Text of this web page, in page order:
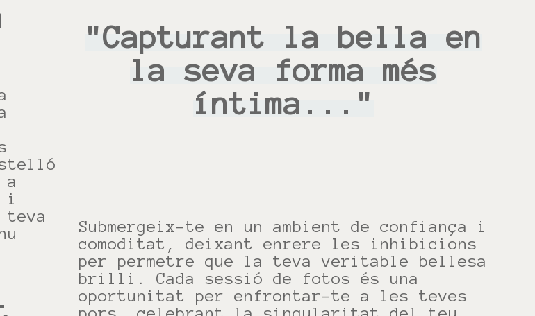
a
i
teva
"Capturant la bella en
la seva forma més
íntima..."
Submergeix-te en un ambient de confiança i
comoditat, deixant enrere les inhibicions
per permetre que la teva veritable bellesa
brilli. Cada sessió de fotos és una
oportunitat per enfrontar-te a les teves